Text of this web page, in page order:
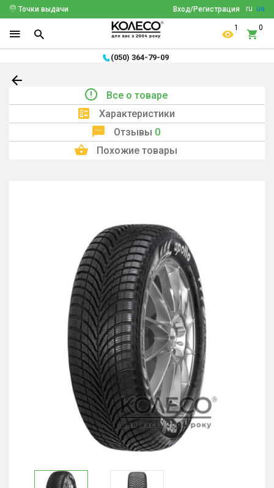
ru ua
Вход/Регистрация
Точки выдачи
1 0
(050) 364-79-09
Все о товаре
Характеристики
Отзывы 0
Похожие товары